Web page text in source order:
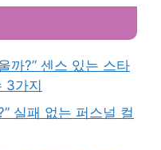
까?” 센스 있는 스타
3가지
실패 없는 퍼스널 컬